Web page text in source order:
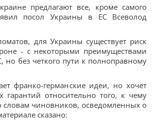
предлагают все, кроме самого
посол Украины в ЕС Всеволод
для Украины существует риск
- с некоторыми преимуществами
но без четкого пути к полноправному
франко-германские идеи, но хочет
гарантий относительно того, к чему
словам чиновников, осведомленных о
сказано: